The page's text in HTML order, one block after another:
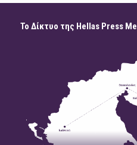
Το Δίκτυο της Hellas Press